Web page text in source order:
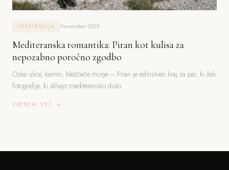
INSPIRACIJA November 2025
Mediteranska romantika: Piran kot kulisa za
nepozabno poročno zgodbo
Ozke ulice, kamni, bleščeče morje – Piran je edinstven kraj za par, ki želi
fotografije, ki dihajo mediteransko dušo.
PREBERI VEČ →